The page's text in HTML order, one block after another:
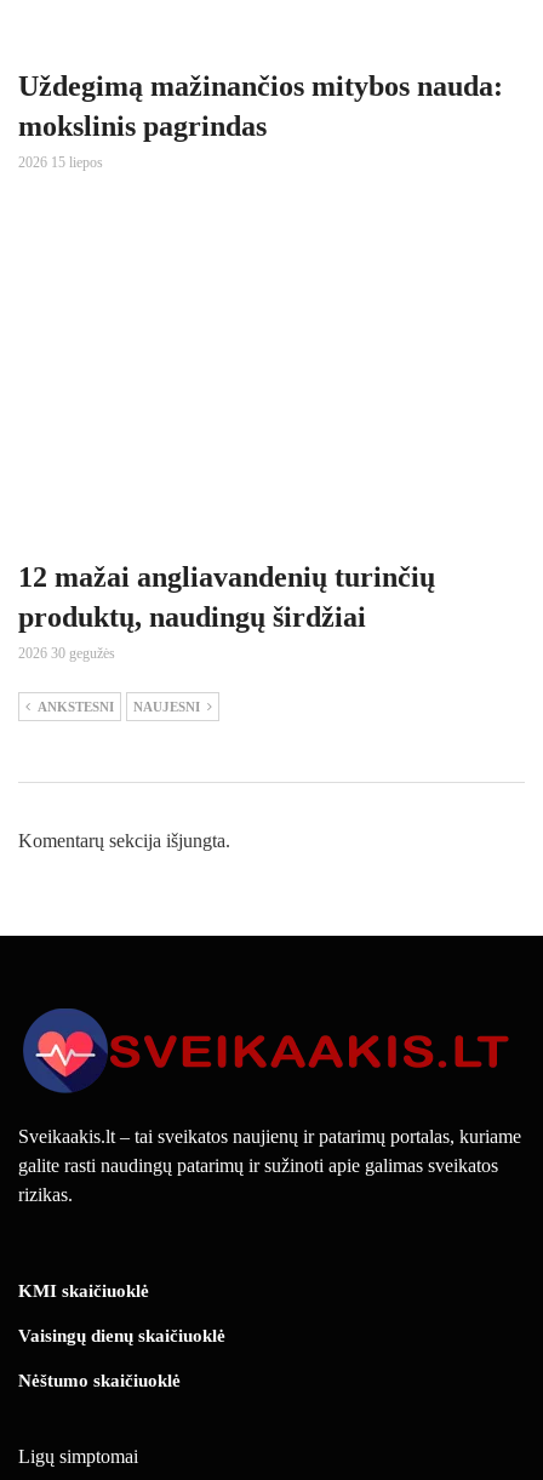
Uždegimą mažinančios mitybos nauda:
mokslinis pagrindas
2026 15 liepos
12 mažai angliavandenių turinčių
produktų, naudingų širdžiai
2026 30 gegužės
ANKSTESNI NAUJESNI
Komentarų sekcija išjungta.
Sveikaakis.lt – tai sveikatos naujienų ir patarimų portalas, kuriame
galite rasti naudingų patarimų ir sužinoti apie galimas sveikatos
rizikas.
KMI skaičiuoklė
Vaisingų dienų skaičiuoklė
Nėštumo skaičiuoklė
Ligų simptomai